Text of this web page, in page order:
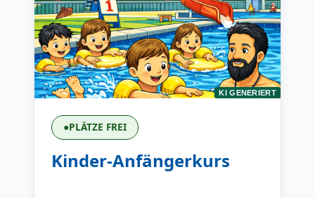
KI GENERIERT
●PLÄTZE FREI
Kinder-Anfängerkurs